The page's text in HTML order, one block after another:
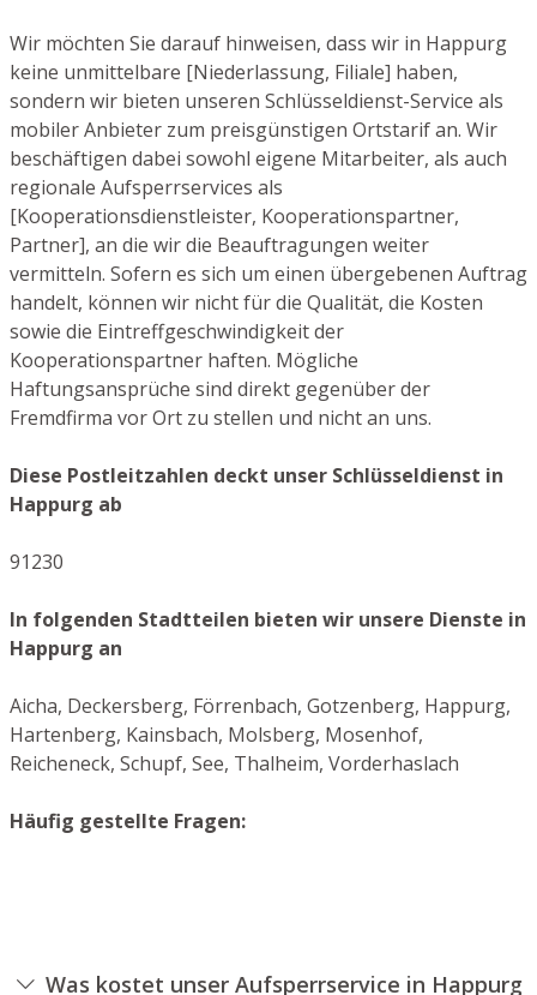
Wir möchten Sie darauf hinweisen, dass wir in Happurg
keine unmittelbare [Niederlassung, Filiale] haben,
sondern wir bieten unseren Schlüsseldienst-Service als
mobiler Anbieter zum preisgünstigen Ortstarif an. Wir
beschäftigen dabei sowohl eigene Mitarbeiter, als auch
regionale Aufsperrservices als
[Kooperationsdienstleister, Kooperationspartner,
Partner], an die wir die Beauftragungen weiter
vermitteln. Sofern es sich um einen übergebenen Auftrag
handelt, können wir nicht für die Qualität, die Kosten
sowie die Eintreffgeschwindigkeit der
Kooperationspartner haften. Mögliche
Haftungsansprüche sind direkt gegenüber der
Fremdfirma vor Ort zu stellen und nicht an uns.
Diese Postleitzahlen deckt unser Schlüsseldienst in
Happurg ab
91230
In folgenden Stadtteilen bieten wir unsere Dienste in
Happurg an
Aicha, Deckersberg, Förrenbach, Gotzenberg, Happurg,
Hartenberg, Kainsbach, Molsberg, Mosenhof,
Reicheneck, Schupf, See, Thalheim, Vorderhaslach
Häufig gestellte Fragen:
Was kostet unser Aufsperrservice in Happurg